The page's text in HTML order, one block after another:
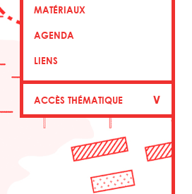
MATÉRIAUX
AGENDA
LIENS
ACCÈS THÉMATIQUE ∨